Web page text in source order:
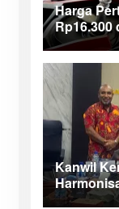
Harga
Rp16.300
Kanwil